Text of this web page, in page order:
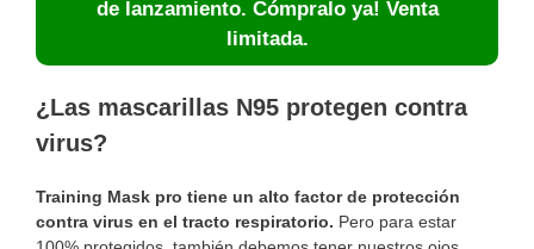
de lanzamiento. Cómpralo ya! Venta
limitada.
¿Las mascarillas N95 protegen contra
virus?
Training Mask pro tiene un alto factor de protección
contra virus en el tracto respiratorio. Pero para estar